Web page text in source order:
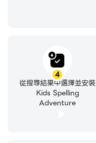
4
從搜尋結果中選擇並安裝
Kids Spelling
Adventure